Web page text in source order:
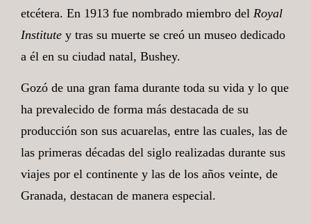
etcétera. En 1913 fue nombrado miembro del Royal
Institute y tras su muerte se creó un museo dedicado
a él en su ciudad natal, Bushey.
Gozó de una gran fama durante toda su vida y lo que
ha prevalecido de forma más destacada de su
producción son sus acuarelas, entre las cuales, las de
las primeras décadas del siglo realizadas durante sus
viajes por el continente y las de los años veinte, de
Granada, destacan de manera especial.